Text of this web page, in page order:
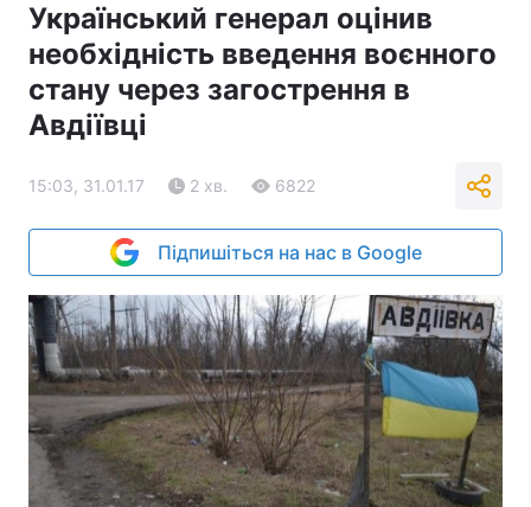
Український генерал оцінив
необхідність введення воєнного
стану через загострення в
Авдіївці
15:03, 31.01.17 2 хв. 6822
Підпишіться на нас в Google